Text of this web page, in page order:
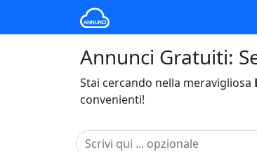
Annunci Gratuiti:
Stai cercando nella meravigliosa
convenienti!